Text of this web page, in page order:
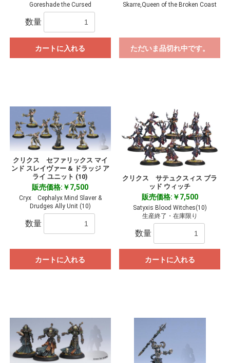
Goreshade the Cursed
数量
カートに入れる
Skarre,Queen of the Broken Coast
ただいま品切れ中です。
クリクス セファリックス マイ
ンド スレイヴァー & ドラッジ ア
ライ ユニット (10)
販売価格:￥7,500
Cryx Cephalyx Mind Slaver &
Drudges Ally Unit (10)
数量
カートに入れる
クリクス サテュクスィス ブラ
ッド ウィッチ
販売価格:￥7,500
Satyxis Blood Witches(10)
生産終了・在庫限り
数量
カートに入れる